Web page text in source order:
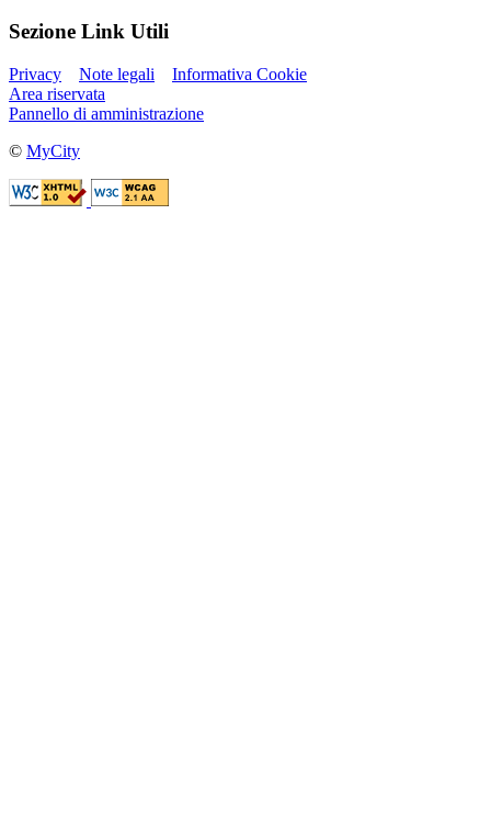
Sezione Link Utili
Privacy Note legali
Informativa Cookie
Area riservata
Pannello di amministrazione
© MyCity